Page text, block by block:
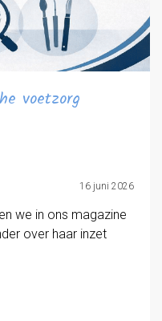
voetzorg
16 juni 2026
we in ons magazine
over haar inzet